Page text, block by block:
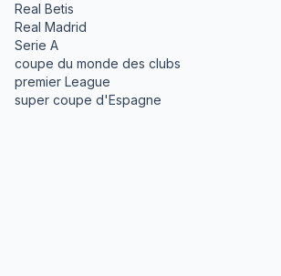
Real Betis
Real Madrid
Serie A
coupe du monde des clubs
premier League
super coupe d'Espagne